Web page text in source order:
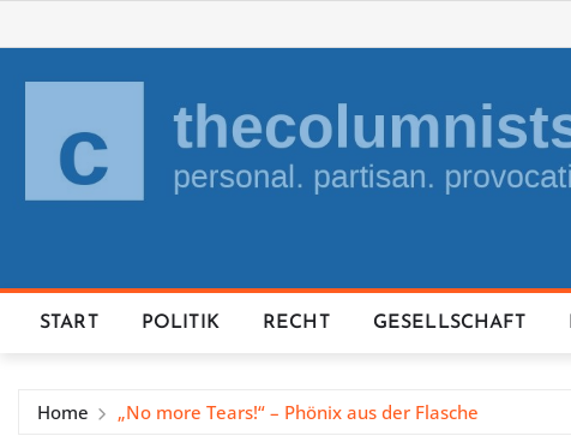
to
content
START POLITIK RECHT GESELLSCHAFT
Home „No more Tears!“ – Phönix aus der Flasche